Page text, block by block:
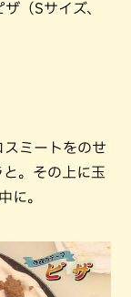
（Sサイズ、
ミートをのせ
。その上に玉
に。